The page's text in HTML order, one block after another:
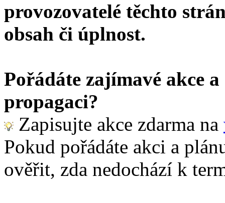
provozovatelé těchto
obsah či úplnost.
Pořádáte zajímavé akce
propagaci?
Zapisujte akce zdarma na
Pokud pořádáte akci a
ověřit, zda nedochází k